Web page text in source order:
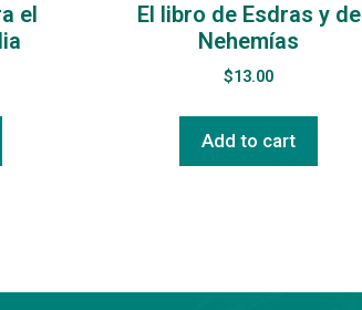
el
El libro de Esdras y de
Nehemías
$13.00
Add to cart